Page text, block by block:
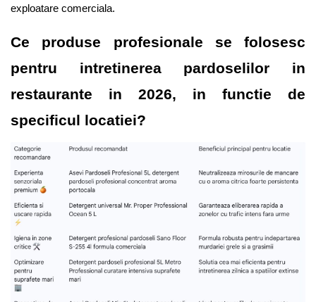
exploatare comerciala.
Ce produse profesionale se folosesc
pentru intretinerea pardoselilor in
restaurante in 2026, in functie de
specificul locatiei?